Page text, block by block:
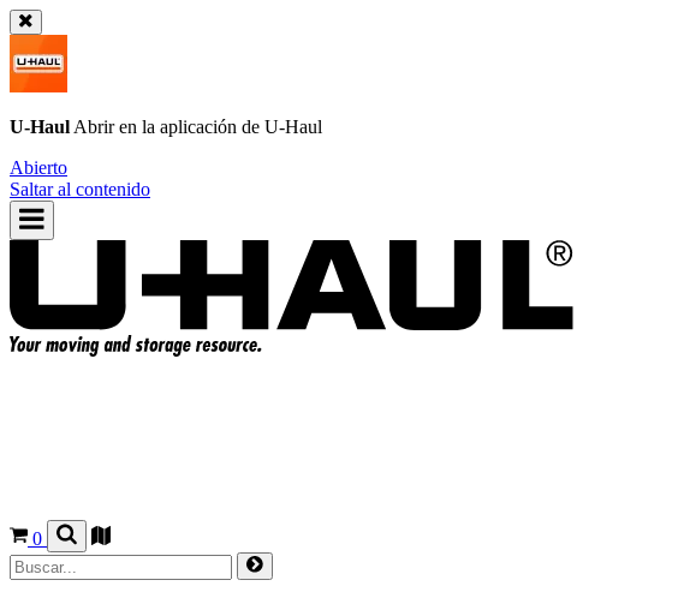
U-Haul Abrir en la aplicación de U-Haul
Abierto
Saltar al contenido
0